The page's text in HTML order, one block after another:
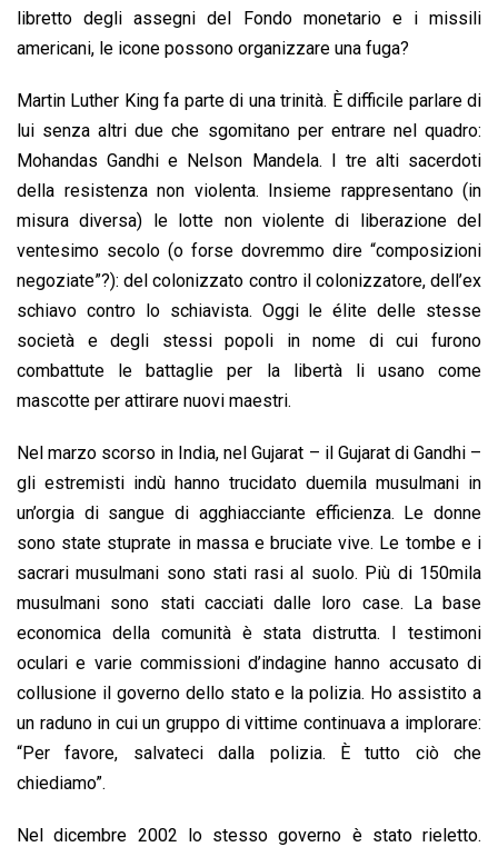
libretto degli assegni del Fondo monetario e i missili
americani, le icone possono organizzare una fuga?
Martin Luther King fa parte di una trinità. È difficile parlare di
lui senza altri due che sgomitano per entrare nel quadro:
Mohandas Gandhi e Nelson Mandela. I tre alti sacerdoti
della resistenza non violenta. Insieme rappresentano (in
misura diversa) le lotte non violente di liberazione del
ventesimo secolo (o forse dovremmo dire “composizioni
negoziate”?): del colonizzato contro il colonizzatore, dell’ex
schiavo contro lo schiavista. Oggi le élite delle stesse
società e degli stessi popoli in nome di cui furono
combattute le battaglie per la libertà li usano come
mascotte per attirare nuovi maestri.
Nel marzo scorso in India, nel Gujarat – il Gujarat di Gandhi –
gli estremisti indù hanno trucidato duemila musulmani in
un’orgia di sangue di agghiacciante efficienza. Le donne
sono state stuprate in massa e bruciate vive. Le tombe e i
sacrari musulmani sono stati rasi al suolo. Più di 150mila
musulmani sono stati cacciati dalle loro case. La base
economica della comunità è stata distrutta. I testimoni
oculari e varie commissioni d’indagine hanno accusato di
collusione il governo dello stato e la polizia. Ho assistito a
un raduno in cui un gruppo di vittime continuava a implorare:
“Per favore, salvateci dalla polizia. È tutto ciò che
chiediamo”.
Nel dicembre 2002 lo stesso governo è stato rieletto.